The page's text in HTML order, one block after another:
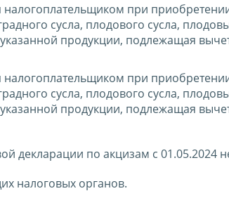
налогоплательщиком при
сусла, плодового сусла,
продукции, подлежащая
налогоплательщиком при
сусла, плодового сусла,
продукции, подлежащая
декларации по акцизам с 01.05.2024
налоговых органов.